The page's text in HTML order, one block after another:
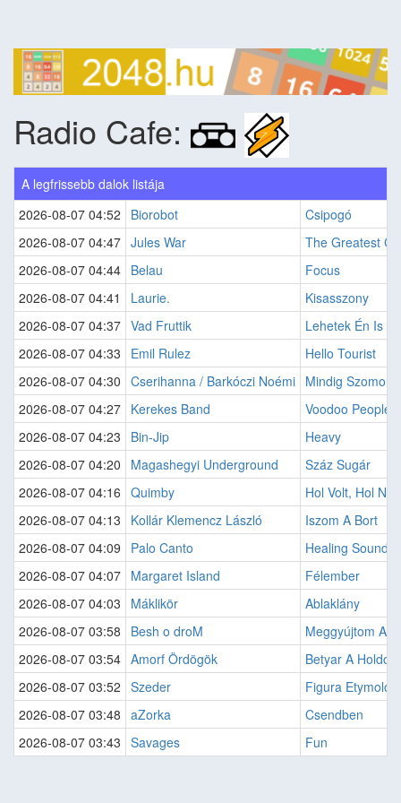
Radio Cafe:
A legfrissebb dalok listája
2026-08-07 04:52
Biorobot
Csipogó
2026-08-07 04:47 Jules War
The Greatest
2026-08-07 04:44 Belau
Focus
2026-08-07 04:41
Laurie.
Kisasszony
2026-08-07 04:37 Vad Fruttik
Lehetek Én Is
2026-08-07 04:33
Emil Rulez
Hello Tourist
2026-08-07 04:30 Cserihanna / Barkóczi Noémi Mindig Szomorú
2026-08-07 04:27 Kerekes Band
Voodoo People
2026-08-07 04:23
Bin-Jip
Heavy
2026-08-07 04:20
Magashegyi Underground
Száz Sugár
2026-08-07 04:16 Quimby
Hol Volt, Hol
2026-08-07 04:13
Kollár Klemencz László
Iszom A Bort
2026-08-07 04:09
Palo Canto
Healing Sound
2026-08-07 04:07 Margaret Island
Félember
2026-08-07 04:03
Máklikör
Ablaklány
2026-08-07 03:58
Besh o droM
Meggyújtom A
2026-08-07 03:54 Amorf Ördögök
Betyar A Holdon
2026-08-07 03:52 Szeder
Figura
2026-08-07 03:48 aZorka
Csendben
2026-08-07 03:43 Savages Fun